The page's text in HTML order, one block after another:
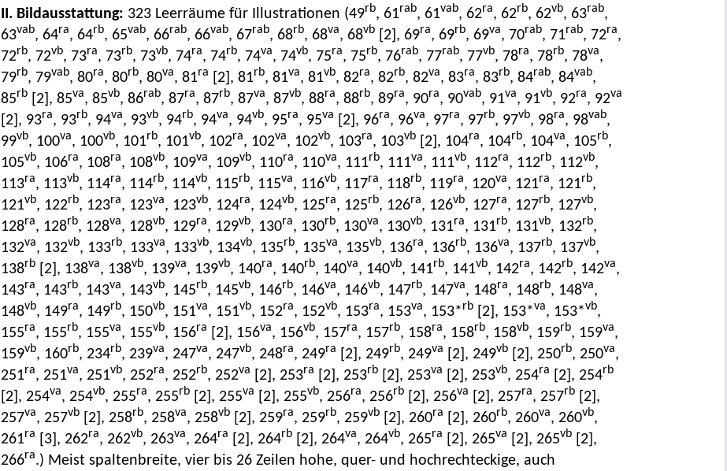
II. Bildausstattung: 323 Leerräume für Illustrationen (49rb, 61rab, 61vab, 62ra, 62rb, 62vb, 63rab,
63vab, 64ra, 64rb, 65vab, 66rab, 66vab, 67rab, 68rb, 68va, 68vb[2], 69ra, 69rb, 69va, 70rab, 71rab, 72ra,
72rb, 72vb, 73ra, 73rb, 73vb, 74ra, 74rb, 74va, 74vb, 75ra, 75rb, 76rab, 77rab, 77vb, 78ra, 78rb, 78va,
79rb, 79vab, 80ra, 80rb, 80va, 81ra [2], 81rb, 81va, 81vb, 82ra, 82rb, 82va, 83ra, 83rb, 84rab, 84vab,
85rb[2], 85va, 85vb, 86rab, 87ra, 87rb, 87va, 87vb, 88ra, 88rb, 89ra, 90ra, 90vab, 91va, 91vb, 92ra, 92va
[2], 93ra, 93rb, 94va, 93vb, 94rb, 94va, 94vb, 95ra, 95va [2], 96ra, 96va, 97ra, 97rb, 97vb, 98ra, 98vab,
99vb, 100va, 100vb, 101rb, 101vb, 102ra, 102va, 102vb, 103ra, 103vb[2], 104ra, 104rb, 104va, 105rb,
105vb, 106ra, 108ra, 108vb, 109va, 109vb, 110ra, 110va, 111rb, 111va, 111vb, 112ra, 112rb, 112vb,
113ra, 113vb, 114ra, 114rb, 114vb, 115rb, 115va, 116vb, 117ra, 118rb, 119ra, 120va, 121ra, 121rb,
121vb, 122rb, 123ra, 123va, 123vb, 124ra, 124vb, 125ra, 125rb, 126ra, 126vb, 127ra, 127rb, 127vb,
128ra, 128rb, 128va, 128vb, 129ra, 129vb, 130ra, 130rb, 130va, 130vb, 131ra, 131rb, 131vb, 132rb,
132va, 132vb, 133rb, 133va, 133vb, 134vb, 135rb, 135va, 135vb, 136ra, 136rb, 136va, 137rb, 137vb,
138rb[2], 138va, 138vb, 139va, 139vb, 140ra, 140rb, 140va, 140vb, 141rb, 141vb, 142ra, 142rb, 142va,
143ra, 143rb, 143va, 143vb, 145rb, 145vb, 146rb, 146va, 146vb, 147rb, 147va, 148ra, 148rb, 148va,
148vb, 149ra, 149rb, 150vb, 151va, 151vb, 152ra, 152vb, 153ra, 153va, 153*rb[2], 153*va, 153*vb,
155ra, 155rb, 155va, 155vb, 156ra [2], 156va, 156vb, 157ra, 157rb, 158ra, 158rb, 158vb, 159rb, 159va,
159vb, 160rb, 234rb, 239va, 247va, 247vb, 248ra, 249ra [2], 249rb, 249va [2], 249vb[2], 250rb, 250va,
251ra, 251va, 251vb, 252ra, 252rb, 252va [2], 253ra [2], 253rb[2], 253va [2], 253vb, 254ra [2], 254rb
[2], 254va, 254vb, 255ra, 255rb[2], 255va [2], 255vb, 256ra, 256rb[2], 256va [2], 257ra, 257rb[2],
257va, 257vb[2], 258rb, 258va, 258vb[2], 259ra, 259rb, 259vb[2], 260ra [2], 260rb, 260va, 260vb,
261ra [3], 262ra, 262vb, 263va, 264ra [2], 264rb[2], 264va, 264vb, 265ra [2], 265va [2], 265vb[2],
266ra.) Meist spaltenbreite, vier bis 26 Zeilen hohe, quer- und hochrechteckige, auch